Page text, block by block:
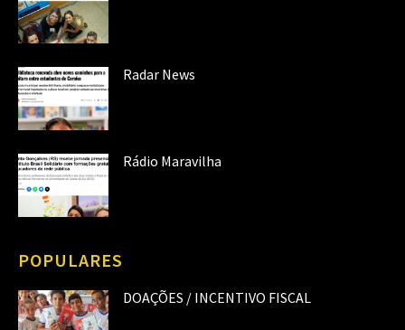
Radar News
Rádio Maravilha
POPULARES
DOAÇÕES / INCENTIVO FISCAL